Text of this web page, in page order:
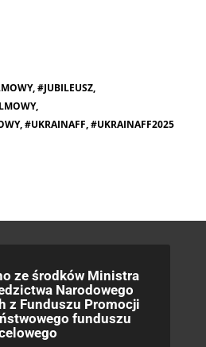
,#JUBILEUSZ,
,
,#UKRAINAFF,#UKRAINAFF2025
ze środków Ministra
Narodowego
z Funduszu Promocji
funduszu